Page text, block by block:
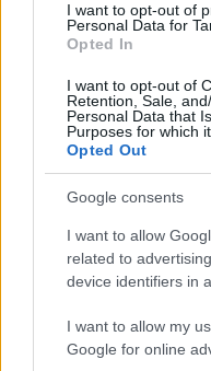
I want to opt-out of
Personal Data for
Opted In
I want to opt-out of
Retention, Sale,
Personal Data that
Purposes for which
Opted Out
Google consents
I want to allow
related to
device identifiers in
I want to allow my
Google for online
Madách Imrére
alkalmából kedden
EGYÉB
Zserbótangó az
EGYÉB
Maradnak a
Az eddigi vezetőknek
Fővárosi Közgyűlés